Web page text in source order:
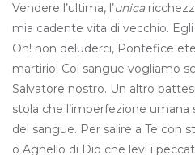
Vendere l’ultima, l’unica
mia cadente vita di vecchio.
Oh! non deluderci, Pontefice
martirio! Col sangue vogliamo
Salvatore nostro. Un altro
stola che l’imperfezione
del sangue. Per salire a Te con
o Agnello di Dio che levi i